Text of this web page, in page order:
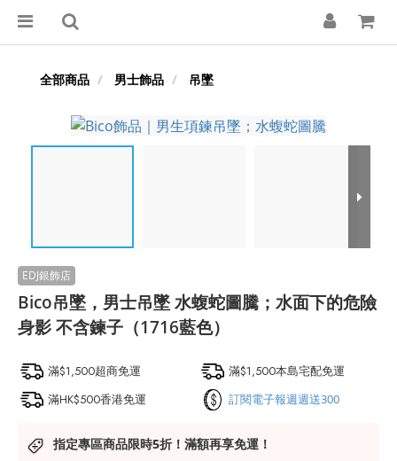
全部商品 男士飾品 吊墜
Bico吊墜，男士吊墜 水蝮蛇圖騰；水面下的危險
身影 不含鍊子（1716藍色）
滿$1,500超商免運
滿$1,500本島宅配免運
滿HK$500香港免運
訂閱電子報週週送300
指定專區商品限時5折！滿額再享免運！